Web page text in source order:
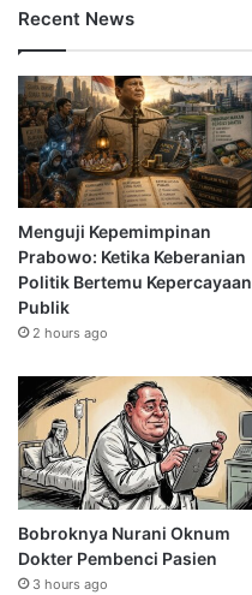
Recent News
Menguji Kepemimpinan
Prabowo: Ketika Keberanian
Politik Bertemu Kepercayaan
Publik
2 hours ago
Bobroknya Nurani Oknum
Dokter Pembenci Pasien
3 hours ago